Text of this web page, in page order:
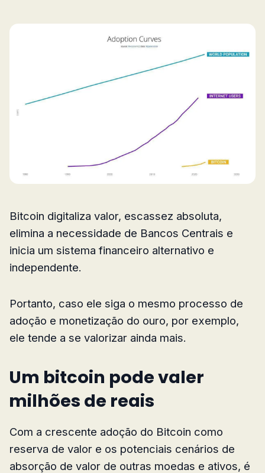
Bitcoin digitaliza valor, escassez absoluta,
elimina a necessidade de Bancos Centrais e
inicia um sistema financeiro alternativo e
independente.
Portanto, caso ele siga o mesmo processo de
adoção e monetização do ouro, por exemplo,
ele tende a se valorizar ainda mais.
Um bitcoin pode valer
milhões de reais
Com a crescente adoção do Bitcoin como
reserva de valor e os potenciais cenários de
absorção de valor de outras moedas e ativos, é